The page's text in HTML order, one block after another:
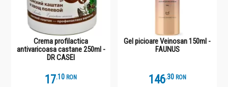
Crema profilactica
antivaricoasa castane 250ml -
DR CASEI
17.1 RON
Gel picioare Veinosan 150ml -
FAUNUS
146.3 RON